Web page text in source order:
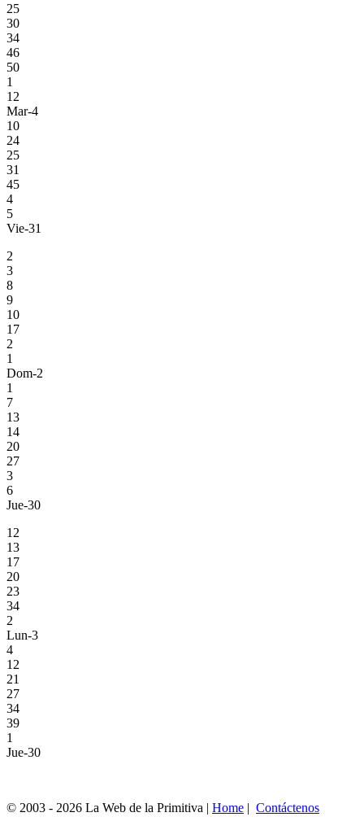
25
30
34
46
50
1
12
Mar-4
10
24
25
31
45
4
5
Vie-31
2
3
8
9
10
17
2
1
Dom-2
1
7
13
14
20
27
3
6
Jue-30
12
13
17
20
23
34
2
Lun-3
4
12
21
27
34
39
1
Jue-30
© 2003 - 2026 La Web de la Primitiva | Home | Contáctenos